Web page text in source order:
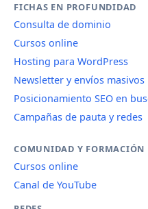
FICHAS EN PROFUNDIDAD
Consulta de dominio
Cursos online
Hosting para WordPress
Newsletter y envíos masivos
Posicionamiento SEO en
Campañas de pauta y redes
COMUNIDAD Y FORMACIÓN
Cursos online
Canal de YouTube